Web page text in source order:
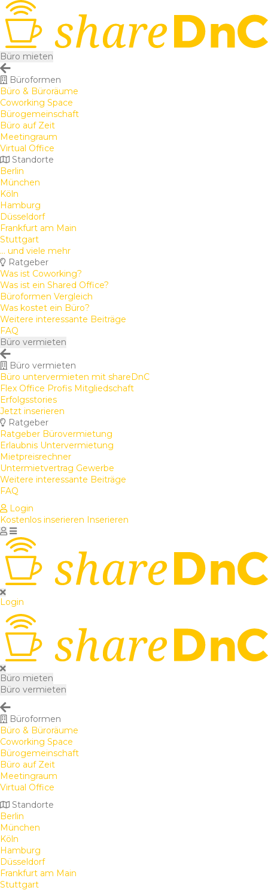
Büro mieten
Büroformen
Büro & Büroräume
Coworking Space
Bürogemeinschaft
Büro auf Zeit
Meetingraum
Virtual Office
Standorte
Berlin
München
Köln
Hamburg
Düsseldorf
Frankfurt am Main
Stuttgart
... und viele mehr
Ratgeber
Was ist Coworking?
Was ist ein Shared Office?
Büroformen Vergleich
Was kostet ein Büro?
Weitere interessante Beiträge
FAQ
Büro vermieten
Büro vermieten
Büro untervermieten mit shareDnC
Flex Office Profis Mitgliedschaft
Erfolgsstories
Jetzt inserieren
Ratgeber
Ratgeber Bürovermietung
Erlaubnis Untervermietung
Mietpreisrechner
Untermietvertrag Gewerbe
Weitere interessante Beiträge
FAQ
Login
Kostenlos inserieren Inserieren
Login
Büro mieten
Büro vermieten
Büroformen
Büro & Büroräume
Coworking Space
Bürogemeinschaft
Büro auf Zeit
Meetingraum
Virtual Office
Standorte
Berlin
München
Köln
Hamburg
Düsseldorf
Frankfurt am Main
Stuttgart